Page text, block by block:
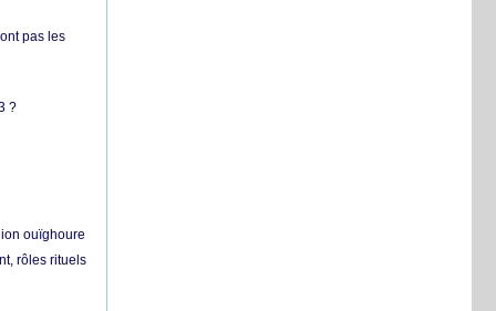
pas les
?
ouïghoure
rôles rituels